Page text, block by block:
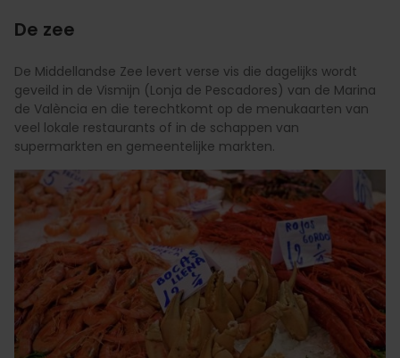
De zee
De Middellandse Zee levert verse vis die dagelijks wordt
geveild in de Vismijn (Lonja de Pescadores) van de Marina
de València en die terechtkomt op de menukaarten van
veel lokale restaurants of in de schappen van
supermarkten en gemeentelijke markten.